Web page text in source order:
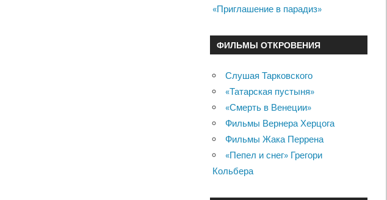
«Приглашение в парадиз»
ФИЛЬМЫ ОТКРОВЕНИЯ
Слушая Тарковского
«Татарская пустыня»
«Смерть в Венеции»
Фильмы Вернера Херцога
Фильмы Жака Перрена
«Пепел и снег» Грегори
Кольбера